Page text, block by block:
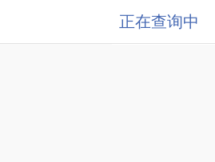
正在查询中